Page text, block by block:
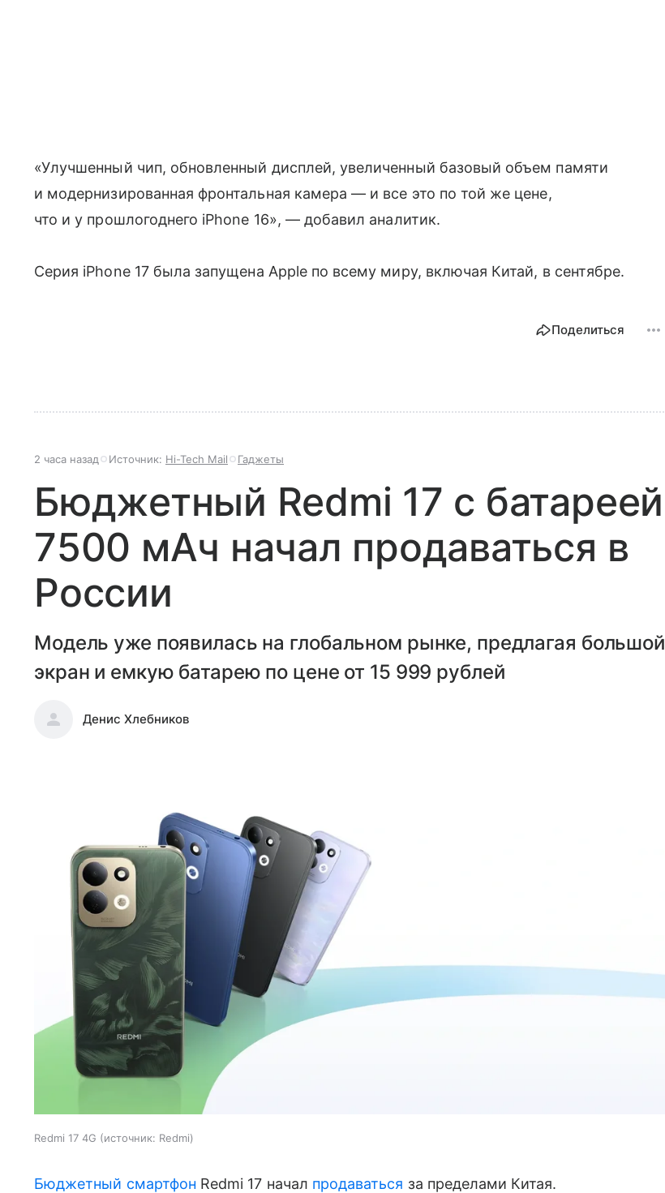
«Улучшенный чип, обновленный дисплей, увеличенный базовый объем памяти
и модернизированная фронтальная камера — и все это по той же цене,
что и у прошлогоднего iPhone 16», — добавил аналитик.
Серия iPhone 17 была запущена Apple по всему миру, включая Китай, в сентябре.
Поделиться
2 часа назад Источник: Hi-Tech Mail Гаджеты
Бюджетный Redmi 17 с батареей
7500 мАч начал продаваться в
России
Модель уже появилась на глобальном рынке, предлагая большой
экран и емкую батарею по цене от 15 999 рублей
Денис Хлебников
Redmi 17 4G источник: Redmi
Бюджетный смартфон Redmi 17 начал продаваться за пределами Китая.